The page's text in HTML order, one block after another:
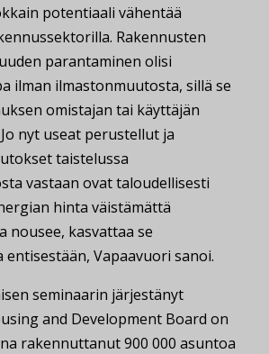
potentiaali vähentää
Rakennusten
parantaminen olisi
ilman ilmastonmuutosta, sillä se
omistajan tai käyttäjän
nyt useat perustellut ja
taistelussa
vastaan ovat taloudellisesti
hinta väistämättä
nousee, kasvattaa se
Vapaavuori sanoi.
seminaarin järjestänyt
and Development Board on
rakennuttanut 900 000 asuntoa